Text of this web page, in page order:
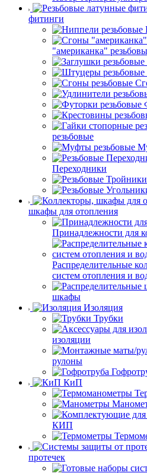
фитинги
"американка"
резьбовые
Переходники
шкафы для отопления
Принадлежности для
Распределительные
систем отопления и
шкафы
Изоляция
Трубки
изоляции
рулоны
КиП
КИП
протечек